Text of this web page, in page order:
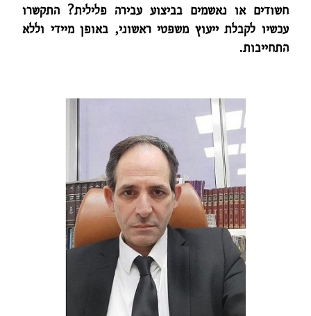
חשודים או נאשמים בביצוע עבירה פלילית? התקשרו
עכשיו לקבלת ייעוץ משפטי ראשוני, באופן מיידי וללא
התחייבות.